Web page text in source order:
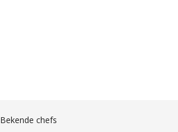
Bekende chefs